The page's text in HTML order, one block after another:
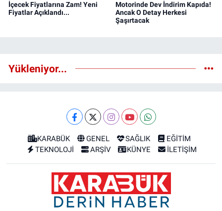
İçecek Fiyatlarına Zam! Yeni
Fiyatlar Açıklandı...
Motorinde Dev İndirim Kapıda!
Ancak O Detay Herkesi
Şaşırtacak
Yükleniyor...
KARABÜK GENEL SAĞLIK
EĞİTİM
TEKNOLOJİ
ARŞİV KÜNYE İLETİŞİM